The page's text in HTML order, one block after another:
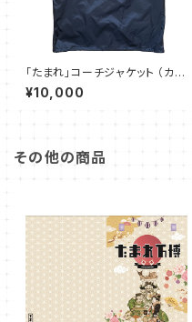
「たまれ」コーチジャケット （カレ
ッジ シルクスクリーン）
¥10,000
その他の商品